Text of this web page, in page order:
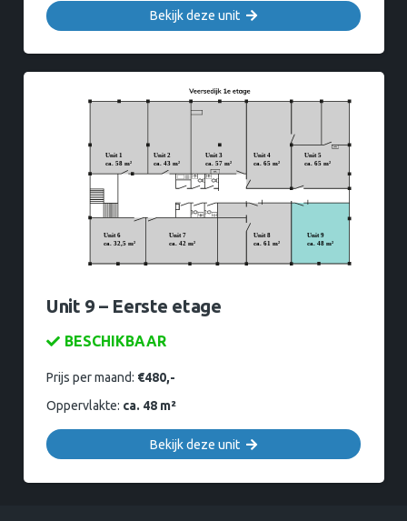
Bekijk deze unit
Unit 9 – Eerste etage
BESCHIKBAAR
Prijs per maand: €480,-
Oppervlakte: ca. 48 m²
Bekijk deze unit